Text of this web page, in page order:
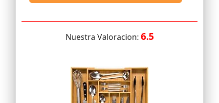
Nuestra Valoracion: 6.5